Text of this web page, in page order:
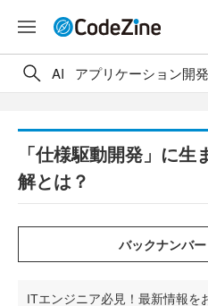
AI アプリケーション開発
「仕様駆動開発」に
解とは？
ITエンジニア必見！最新情報